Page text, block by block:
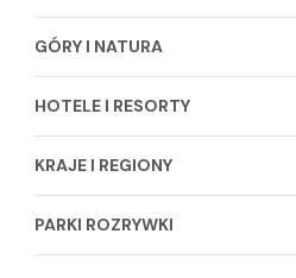
GÓRY I NATURA
HOTELE I RESORTY
KRAJE I REGIONY
PARKI ROZRYWKI